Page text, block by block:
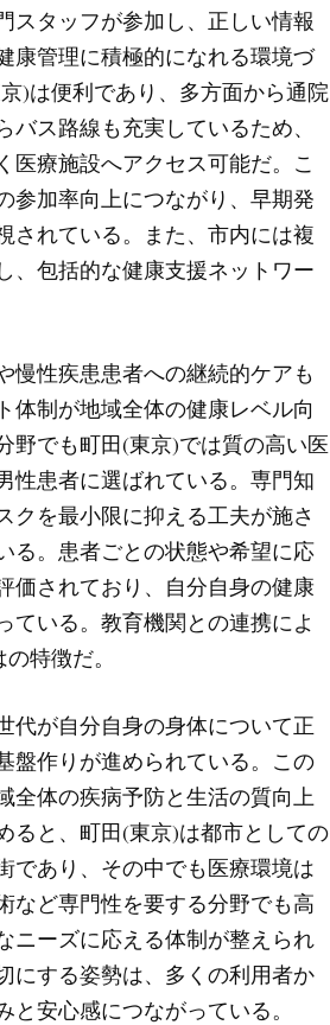
スタッフが参加し、正しい情報
康管理に積極的になれる環境づ
)は便利であり、多方面から通院
ス路線も充実しているため、
医療施設へアクセス可能だ。こ
参加率向上につながり、早期発
されている。また、市内には複
、包括的な健康支援ネットワー
慢性疾患患者への継続的ケアも
体制が地域全体の健康レベル向
野でも町田(東京)では質の高い医
性患者に選ばれている。専門知
クを最小限に抑える工夫が施さ
る。患者ごとの状態や希望に応
価されており、自分自身の健康
ている。教育機関との連携によ
特徴だ。
代が自分自身の身体について正
盤作りが進められている。この
全体の疾病予防と生活の質向上
ると、町田(東京)は都市としての
であり、その中でも医療環境は
など専門性を要する分野でも高
ニーズに応える体制が整えられ
にする姿勢は、多くの利用者か
安心感につながっている。